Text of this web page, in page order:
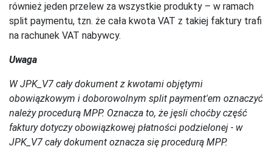
również jeden przelew za wszystkie produkty – w ramach
split paymentu, tzn. że cała kwota VAT z takiej faktury trafi
na rachunek VAT nabywcy.
Uwaga
W JPK_V7 cały dokument z kwotami objętymi
obowiązkowym i doborowolnym split payment'em oznaczyć
należy procedurą MPP. Oznacza to, że jęsli choćby część
faktury dotyczy obowiązkowej płatności podzielonej - w
JPK_V7 cały dokument oznacza się procedurą MPP.